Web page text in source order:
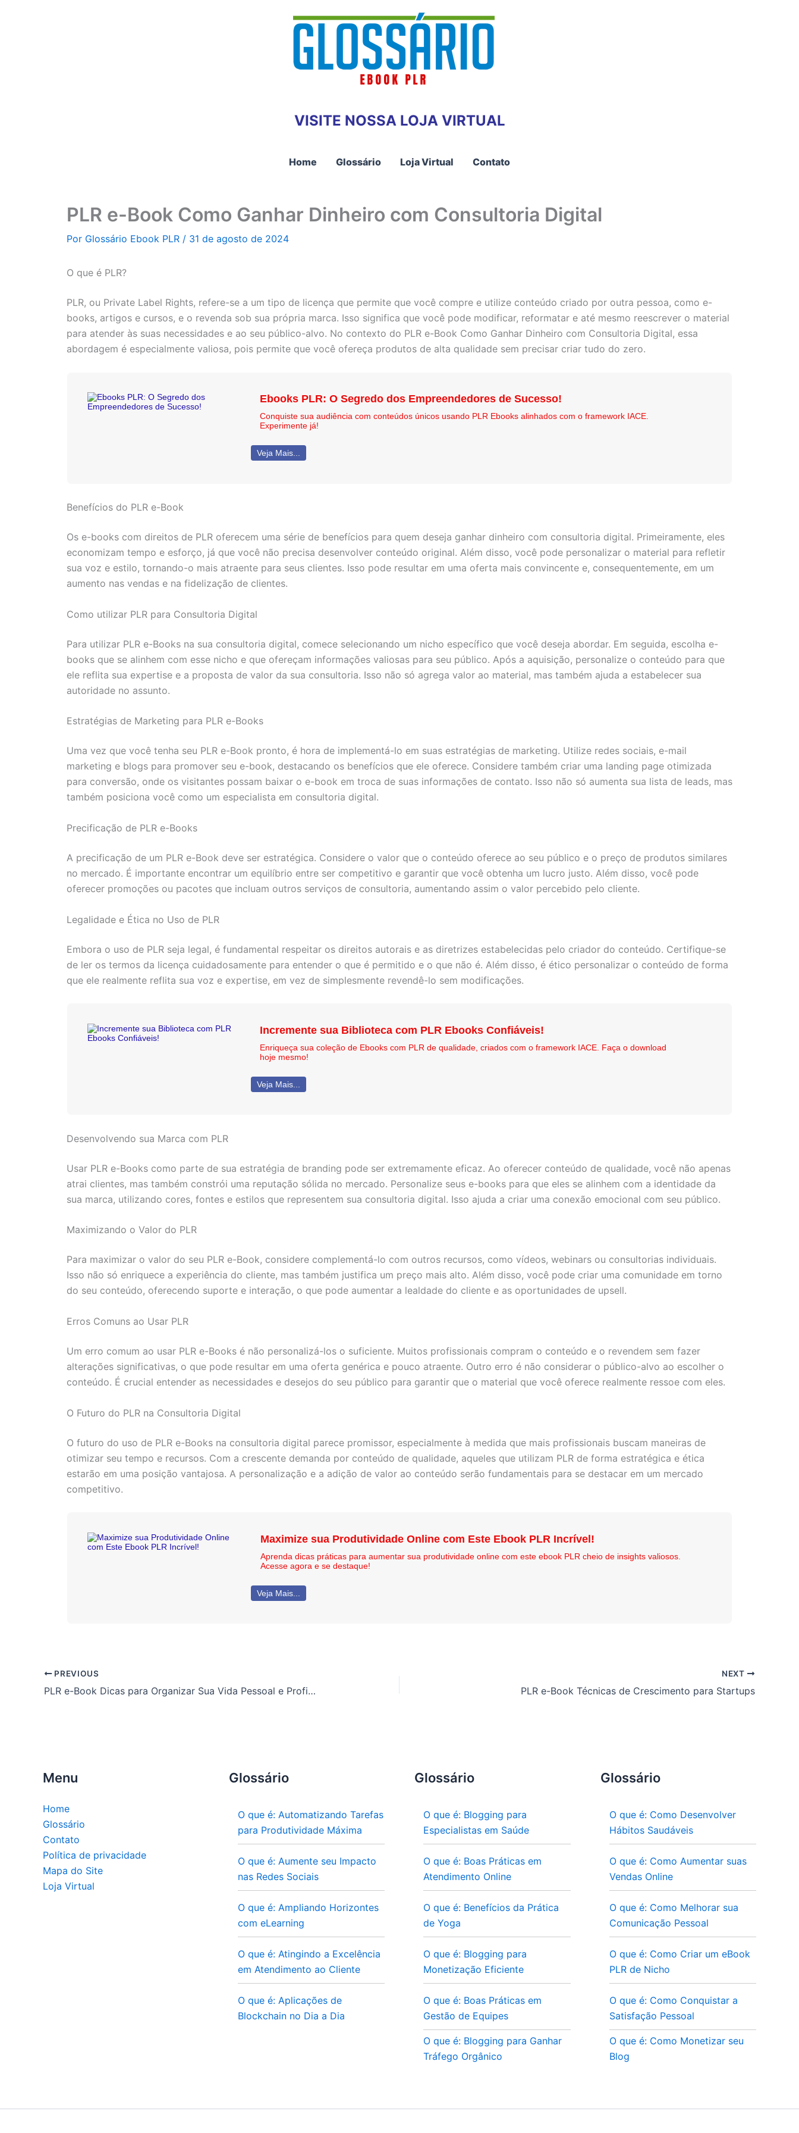
VISITE NOSSA LOJA VIRTUAL
Home Glossário Loja Virtual Contato
PLR e-Book Como Ganhar Dinheiro com Consultoria Digital
Por Glossário Ebook PLR / 31 de agosto de 2024
O que é PLR?
PLR, ou Private Label Rights, refere-se a um tipo de licença que permite que você compre e utilize conteúdo criado por outra pessoa, como e-
books, artigos e cursos, e o revenda sob sua própria marca. Isso significa que você pode modificar, reformatar e até mesmo reescrever o material
para atender às suas necessidades e ao seu público-alvo. No contexto do PLR e-Book Como Ganhar Dinheiro com Consultoria Digital, essa
abordagem é especialmente valiosa, pois permite que você ofereça produtos de alta qualidade sem precisar criar tudo do zero.
Ebooks PLR: O Segredo dos Empreendedores de Sucesso!
Conquiste sua audiência com conteúdos únicos usando PLR Ebooks alinhados com o framework IACE.
Experimente já!
Veja Mais...
Benefícios do PLR e-Book
Os e-books com direitos de PLR oferecem uma série de benefícios para quem deseja ganhar dinheiro com consultoria digital. Primeiramente, eles
economizam tempo e esforço, já que você não precisa desenvolver conteúdo original. Além disso, você pode personalizar o material para refletir
sua voz e estilo, tornando-o mais atraente para seus clientes. Isso pode resultar em uma oferta mais convincente e, consequentemente, em um
aumento nas vendas e na fidelização de clientes.
Como utilizar PLR para Consultoria Digital
Para utilizar PLR e-Books na sua consultoria digital, comece selecionando um nicho específico que você deseja abordar. Em seguida, escolha e-
books que se alinhem com esse nicho e que ofereçam informações valiosas para seu público. Após a aquisição, personalize o conteúdo para que
ele reflita sua expertise e a proposta de valor da sua consultoria. Isso não só agrega valor ao material, mas também ajuda a estabelecer sua
autoridade no assunto.
Estratégias de Marketing para PLR e-Books
Uma vez que você tenha seu PLR e-Book pronto, é hora de implementá-lo em suas estratégias de marketing. Utilize redes sociais, e-mail
marketing e blogs para promover seu e-book, destacando os benefícios que ele oferece. Considere também criar uma landing page otimizada
para conversão, onde os visitantes possam baixar o e-book em troca de suas informações de contato. Isso não só aumenta sua lista de leads, mas
também posiciona você como um especialista em consultoria digital.
Precificação de PLR e-Books
A precificação de um PLR e-Book deve ser estratégica. Considere o valor que o conteúdo oferece ao seu público e o preço de produtos similares
no mercado. É importante encontrar um equilíbrio entre ser competitivo e garantir que você obtenha um lucro justo. Além disso, você pode
oferecer promoções ou pacotes que incluam outros serviços de consultoria, aumentando assim o valor percebido pelo cliente.
Legalidade e Ética no Uso de PLR
Embora o uso de PLR seja legal, é fundamental respeitar os direitos autorais e as diretrizes estabelecidas pelo criador do conteúdo. Certifique-se
de ler os termos da licença cuidadosamente para entender o que é permitido e o que não é. Além disso, é ético personalizar o conteúdo de forma
que ele realmente reflita sua voz e expertise, em vez de simplesmente revendê-lo sem modificações.
Incremente sua Biblioteca com PLR Ebooks Confiáveis!
Enriqueça sua coleção de Ebooks com PLR de qualidade, criados com o framework IACE. Faça o download
hoje mesmo!
Veja Mais...
Desenvolvendo sua Marca com PLR
Usar PLR e-Books como parte de sua estratégia de branding pode ser extremamente eficaz. Ao oferecer conteúdo de qualidade, você não apenas
atrai clientes, mas também constrói uma reputação sólida no mercado. Personalize seus e-books para que eles se alinhem com a identidade da
sua marca, utilizando cores, fontes e estilos que representem sua consultoria digital. Isso ajuda a criar uma conexão emocional com seu público.
Maximizando o Valor do PLR
Para maximizar o valor do seu PLR e-Book, considere complementá-lo com outros recursos, como vídeos, webinars ou consultorias individuais.
Isso não só enriquece a experiência do cliente, mas também justifica um preço mais alto. Além disso, você pode criar uma comunidade em torno
do seu conteúdo, oferecendo suporte e interação, o que pode aumentar a lealdade do cliente e as oportunidades de upsell.
Erros Comuns ao Usar PLR
Um erro comum ao usar PLR e-Books é não personalizá-los o suficiente. Muitos profissionais compram o conteúdo e o revendem sem fazer
alterações significativas, o que pode resultar em uma oferta genérica e pouco atraente. Outro erro é não considerar o público-alvo ao escolher o
conteúdo. É crucial entender as necessidades e desejos do seu público para garantir que o material que você oferece realmente ressoe com eles.
O Futuro do PLR na Consultoria Digital
O futuro do uso de PLR e-Books na consultoria digital parece promissor, especialmente à medida que mais profissionais buscam maneiras de
otimizar seu tempo e recursos. Com a crescente demanda por conteúdo de qualidade, aqueles que utilizam PLR de forma estratégica e ética
estarão em uma posição vantajosa. A personalização e a adição de valor ao conteúdo serão fundamentais para se destacar em um mercado
competitivo.
Maximize sua Produtividade Online com Este Ebook PLR Incrível!
Aprenda dicas práticas para aumentar sua produtividade online com este ebook PLR cheio de insights valiosos.
Acesse agora e se destaque!
Veja Mais...
PREVIOUS
PLR e-Book Dicas para Organizar Sua Vida Pessoal e Profissional
NEXT
PLR e-Book Técnicas de Crescimento para Startups
Menu
Home
Glossário
Contato
Política de privacidade
Mapa do Site
Loja Virtual
Glossário
O que é: Automatizando Tarefas
para Produtividade Máxima
O que é: Aumente seu Impacto
nas Redes Sociais
O que é: Ampliando Horizontes
com eLearning
O que é: Atingindo a Excelência
em Atendimento ao Cliente
O que é: Aplicações de
Blockchain no Dia a Dia
Glossário
O que é: Blogging para
Especialistas em Saúde
O que é: Boas Práticas em
Atendimento Online
O que é: Benefícios da Prática
de Yoga
O que é: Blogging para
Monetização Eficiente
O que é: Boas Práticas em
Gestão de Equipes
O que é: Blogging para Ganhar
Tráfego Orgânico
Glossário
O que é: Como Desenvolver
Hábitos Saudáveis
O que é: Como Aumentar suas
Vendas Online
O que é: Como Melhorar sua
Comunicação Pessoal
O que é: Como Criar um eBook
PLR de Nicho
O que é: Como Conquistar a
Satisfação Pessoal
O que é: Como Monetizar seu
Blog